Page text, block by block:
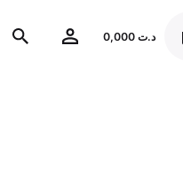
د.ت0,000